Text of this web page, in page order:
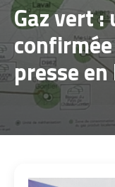
Gaz vert :
presse